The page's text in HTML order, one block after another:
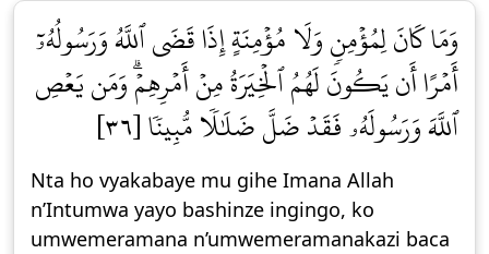
وَمَا كَانَ لِمُؤۡمِنٖ وَلَا مُؤۡمِنَةٍ إِذَا قَضَى ٱللَّهُ وَرَسُولُهُۥٓ
أَمۡرًا أَن يَكُونَ لَهُمُ ٱلۡخِيَرَةُ مِنۡ أَمۡرِهِمۡۗ وَمَن يَعۡصِ
ٱللَّهَ وَرَسُولَهُۥ فَقَدۡ ضَلَّ ضَلَٰلٗا مُّبِينٗا [٣٦]
Nta ho vyakabaye mu gihe Imana Allah
n’Intumwa yayo bashinze ingingo, ko
umwemeramana n’umwemeramanakazi baca